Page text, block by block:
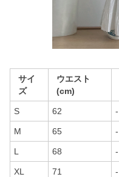
サイ
ズ
ウエスト
(cm)
S 62 -
M 65 -
L 68 -
XL 71 -